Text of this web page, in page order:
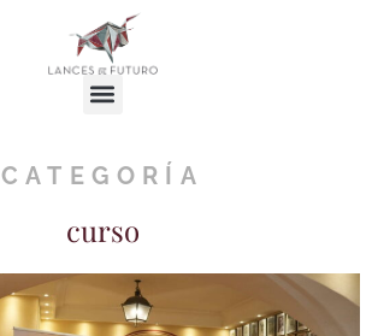
CATEGORÍA
curso